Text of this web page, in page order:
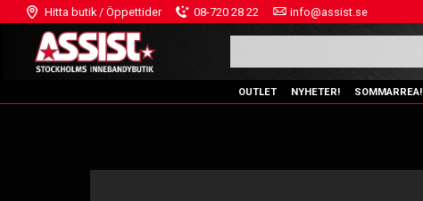
Hitta butik / Öppettider 08-720 28 22 info@assist.se
OUTLET NYHETER! SOMMARREA!